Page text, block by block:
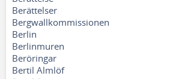
Berättelser
Bergwallkommissionen
Berlin
Berlinmuren
Beröringar
Bertil Almlöf